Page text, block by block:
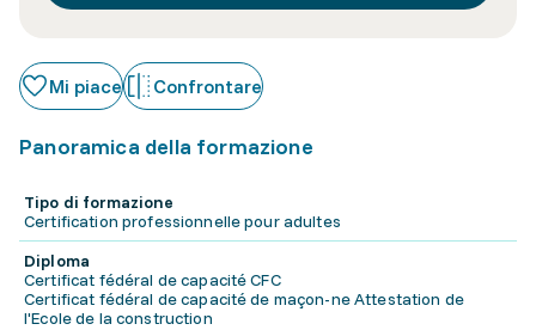
Mi piace Confrontare
Panoramica della formazione
Tipo di formazione
Certification professionnelle pour adultes
Diploma
Certificat fédéral de capacité CFC
Certificat fédéral de capacité de maçon-ne Attestation de
l'Ecole de la construction